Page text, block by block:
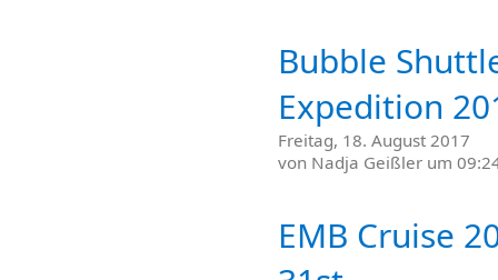
Bubble
Expedition
Freitag, 18. August 2017
von Nadja Geißler um
EMB Cruise